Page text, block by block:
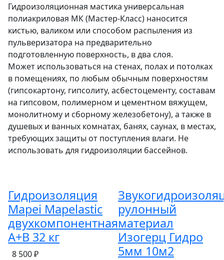
Гидроизоляционная мастика универсальная
полиакриловая МК (Мастер-Класс) наносится
кистью, валиком или способом распыления из
пульверизатора на предварительно
подготовленную поверхность, в два слоя.
Может использоваться на стенах, полах и потолках
в помещениях, по любым обычным поверхностям
(гипсокартону, гипсолиту, асбестоцементу, составам
на гипсовом, полимерном и цементном вяжущем,
монолитному и сборному железобетону), а также в
душевых и ванных комнатах, банях, саунах, в местах,
требующих защиты от поступления влаги. Не
использовать для гидроизоляции бассейнов.
Гидроизоляция
Mapei Mapelastic
двухкомпонентная
A+B 32 кг
8 500 ₽
рулонный
материал
Изогерц Гидро
5мм 10м2